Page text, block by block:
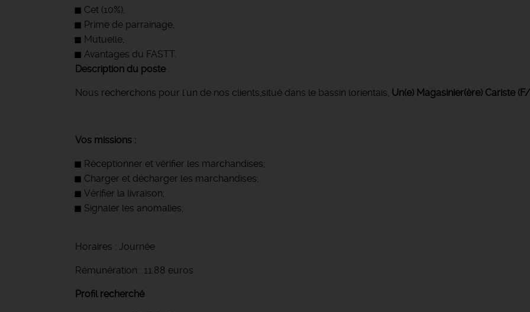
Cet (10%),
Prime de parrainage,
Mutuelle,
Avantages du FASTT.
Description du poste
Nous recherchons pour l'un de nos clients,situé dans le bassin lorientais, Un(e) Magasinier(ère) Cariste
Vos missions :
Réceptionner et vérifier les marchandises;
Charger et décharger les marchandises;
Vérifier la livraison;
Signaler les anomalies;
Horaires : Journée
Rémunération : 11.88 euros
Profil recherché